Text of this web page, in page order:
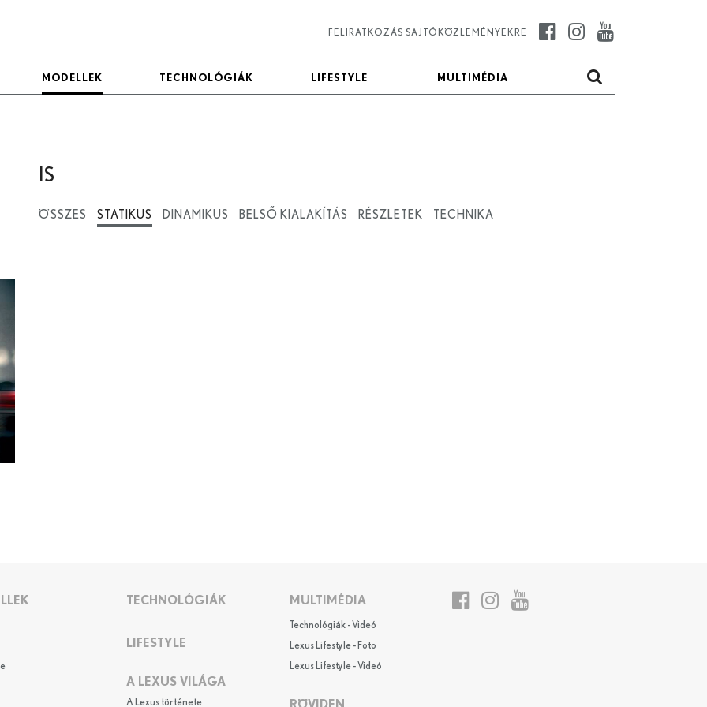
MODELLEK TECHNOLÓGIÁK LIFESTYLE MULTIMÉDIA
FELIRATKOZÁS SAJTÓKÖZLEMÉNYEKRE
MODELLEK TECHNOLÓGIÁK LIFESTYLE MULTIMÉDIA
IS
ÖSSZES STATIKUS DINAMIKUS BELSŐ KIALAKÍTÁS RÉSZLETEK TECHNIKA
TECHNOLÓGIÁK
LIFESTYLE
A LEXUS VILÁGA
A Lexus története
MULTIMÉDIA
Technológiák - Videó
Lexus Lifestyle - Foto
Lexus Lifestyle - Videó